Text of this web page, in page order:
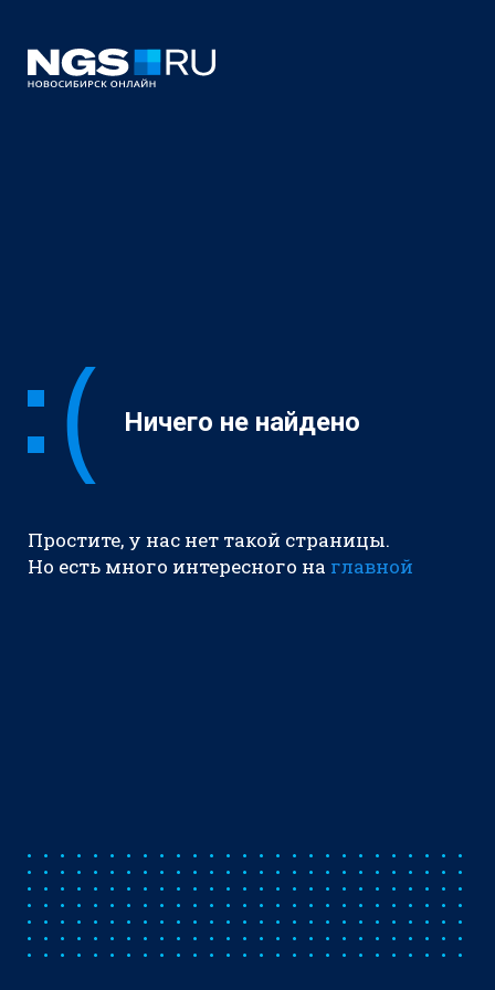
Ничего не найдено
Простите, у нас нет такой страницы.
Но есть много интересного на главной